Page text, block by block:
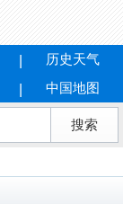
历史天气
中国地图